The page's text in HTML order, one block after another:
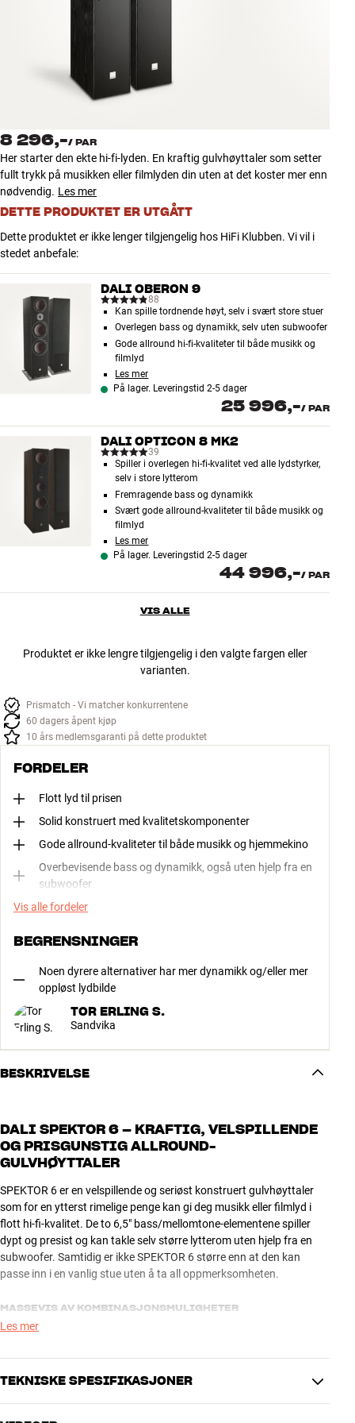
Tilbehør
MERKER
NYHETER
TILBUD
Finn Butikk
Kundeservice
Logg inn
8 296,-/ PAR
Her starter den ekte hi-fi-lyden. En kraftig gulvhøyttaler som setter
fullt trykk på musikken eller filmlyden din uten at det koster mer enn
nødvendig. Les mer
DETTE PRODUKTET ER UTGÅTT
Dette produktet er ikke lenger tilgjengelig hos HiFi Klubben. Vi vil i
stedet anbefale:
DALI OBERON 9
88
Kan spille tordnende høyt, selv i svært store stuer
Overlegen bass og dynamikk, selv uten subwoofer
Gode allround hi-fi-kvaliteter til både musikk og
filmlyd
Les mer
På lager. Leveringstid 2-5 dager
25 996,-/ PAR
DALI OPTICON 8 MK2
39
Spiller i overlegen hi-fi-kvalitet ved alle lydstyrker,
selv i store lytterom
Fremragende bass og dynamikk
Svært gode allround-kvaliteter til både musikk og
filmlyd
Les mer
På lager. Leveringstid 2-5 dager
44 996,-/ PAR
VIS ALLE
Produktet er ikke lengre tilgjengelig i den valgte fargen eller
varianten.
Prismatch - Vi matcher konkurrentene
60 dagers åpent kjøp
10 års medlemsgaranti på dette produktet
FORDELER
Flott lyd til prisen
Solid konstruert med kvalitetskomponenter
Gode allround-kvaliteter til både musikk og hjemmekino
Overbevisende bass og dynamikk, også uten hjelp fra en
subwoofer
Vis alle fordeler
BEGRENSNINGER
Noen dyrere alternativer har mer dynamikk og/eller mer
oppløst lydbilde
TOR ERLING S.
Sandvika
BESKRIVELSE
DALI SPEKTOR 6 – KRAFTIG, VELSPILLENDE
OG PRISGUNSTIG ALLROUND-
GULVHØYTTALER
SPEKTOR 6 er en velspillende og seriøst konstruert gulvhøyttaler
som for en ytterst rimelige penge kan gi deg musikk eller filmlyd i
flott hi-fi-kvalitet. De to 6,5" bass/mellomtone-elementene spiller
dypt og presist og kan takle selv større lytterom uten hjelp fra en
subwoofer. Samtidig er ikke SPEKTOR 6 større enn at den kan
passe inn i en vanlig stue uten å ta all oppmerksomheten.
MASSEVIS AV KOMBINASJONSMULIGHETER
I et stereosystem vil SPEKTOR 6 gi deg overbevisende
frontkanalene. Her kan du videre kombinere med de kompakte
Les mer
TEKNISKE SPESIFIKASJONER